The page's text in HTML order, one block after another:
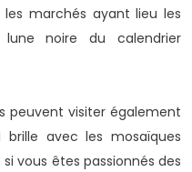
marchés ayant lieu les
noire du calendrier
peuvent visiter également
avec les mosaïques
si vous êtes passionnés des